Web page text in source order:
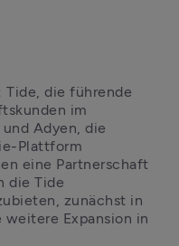
Tide, die führende
im
Adyen, die
Plattform
eine Partnerschaft
die Tide
zunächst in
Expansion in